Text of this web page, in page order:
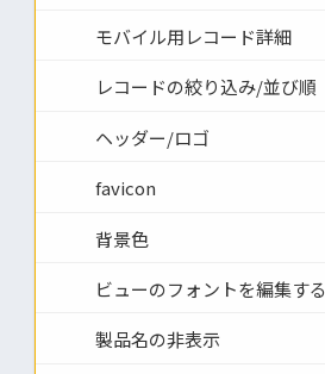
モバイル用レコード詳細
レコードの絞り込み/並び順
ヘッダー/ロゴ
favicon
背景色
ビューのフォントを編集する
製品名の非表示